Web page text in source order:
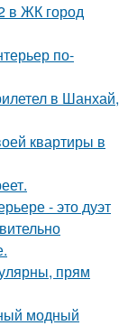
в ЖК город
по-
в Шанхай,
квартиры в
- это дуэт
прям
модный